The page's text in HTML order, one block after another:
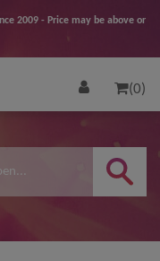
2009 - Price may be above or
(0)